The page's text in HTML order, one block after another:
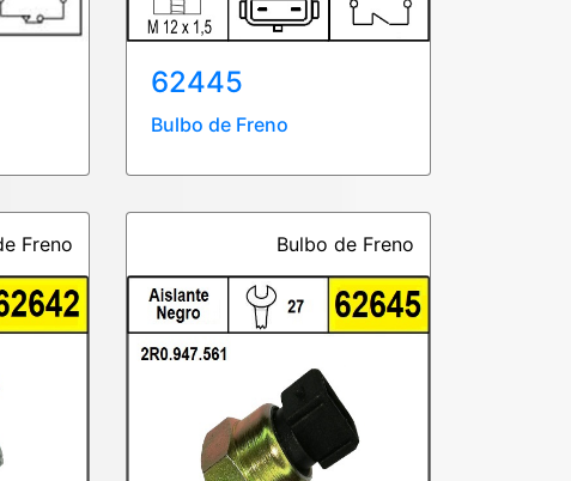
62445
Bulbo de Freno
Freno Bulbo de Freno